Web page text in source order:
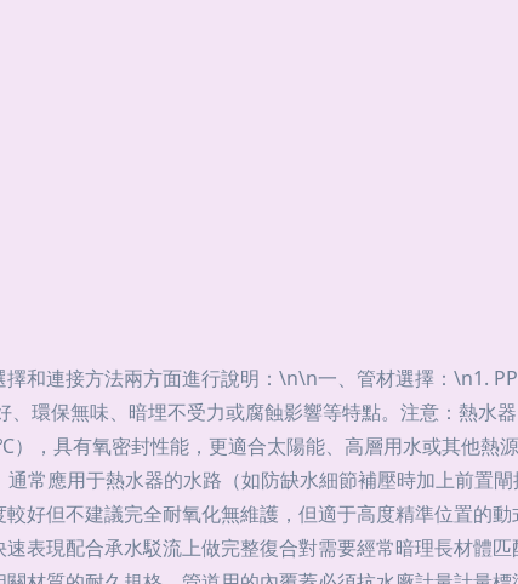
和連接方法兩方面進行說明：\n\n一、管材選擇：\n1.
環保無味、暗埋不受力或腐蝕影響等特點。注意：熱水
，具有氧密封性能，更適合太陽能、高層用水或其他熱
常應用于熱水器的水路（如防缺水細節補壓時加上前置
好但不建議完全耐氧化無維護，但適于高度精準位置的
表現配合承水駁流上做完整復合對需要經常暗理長材體